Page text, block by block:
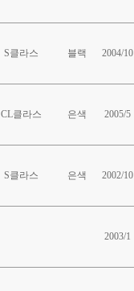
S클라스 블랙 2004/10
CL클라스 은색 2005/5
S클라스 은색 2002/10
2003/1